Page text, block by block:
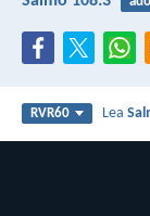
RVR60 Lea